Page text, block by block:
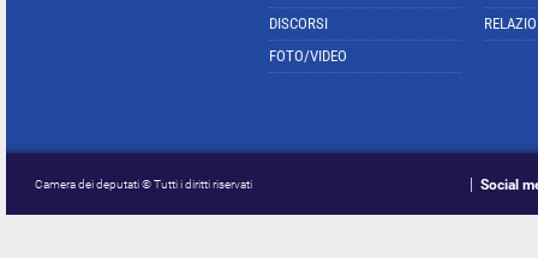
DISCORSI
FOTO/VIDEO
Camera dei deputati © Tutti i diritti riservati Social